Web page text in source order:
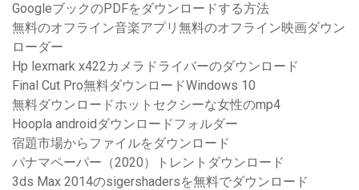
GoogleブックのPDFをダウンロードする方法
無料のオフライン音楽アプリ無料のオフライン映画ダウン
ローダー
Hp lexmark x422カメラドライバーのダウンロード
Final Cut Pro無料ダウンロードWindows 10
無料ダウンロードホットセクシーな女性のmp4
Hoopla androidダウンロードフォルダー
宿題市場からファイルをダウンロード
パナマペーパー（2020）トレントダウンロード
3ds Max 2014のsigershadersを無料でダウンロード